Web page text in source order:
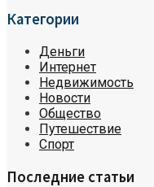
Категории
Деньги
Интернет
Недвижимость
Новости
Общество
Путешествие
Спорт
Последние статьи